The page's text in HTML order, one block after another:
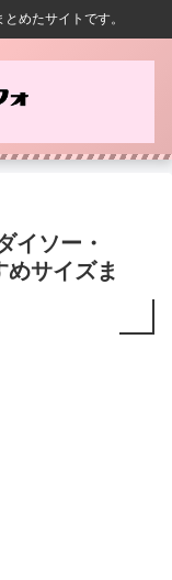
めたサイトです。
イソー・
サイズま